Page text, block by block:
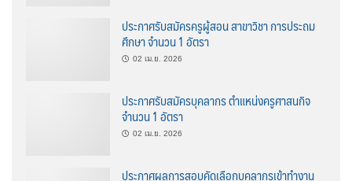
ประกาศรับสมัครครูผู้สอน สาขาวิชา การประถม
ศึกษา จำนวน 1 อัตรา
02 เม.ย. 2026
ประกาศรับสมัครบุคลากร ตำแหน่งครูศาสนกิจ
จำนวน 1 อัตรา
02 เม.ย. 2026
ประกาศผลการสอบคัดเลือกบุคลากรเข้าทำงาน